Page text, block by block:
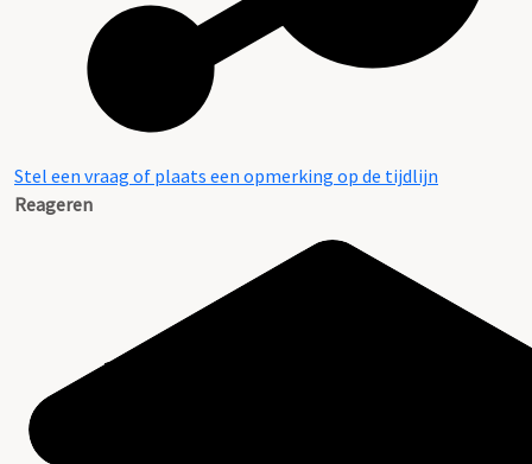
Stel een vraag of plaats een opmerking op de tijdlijn
Reageren